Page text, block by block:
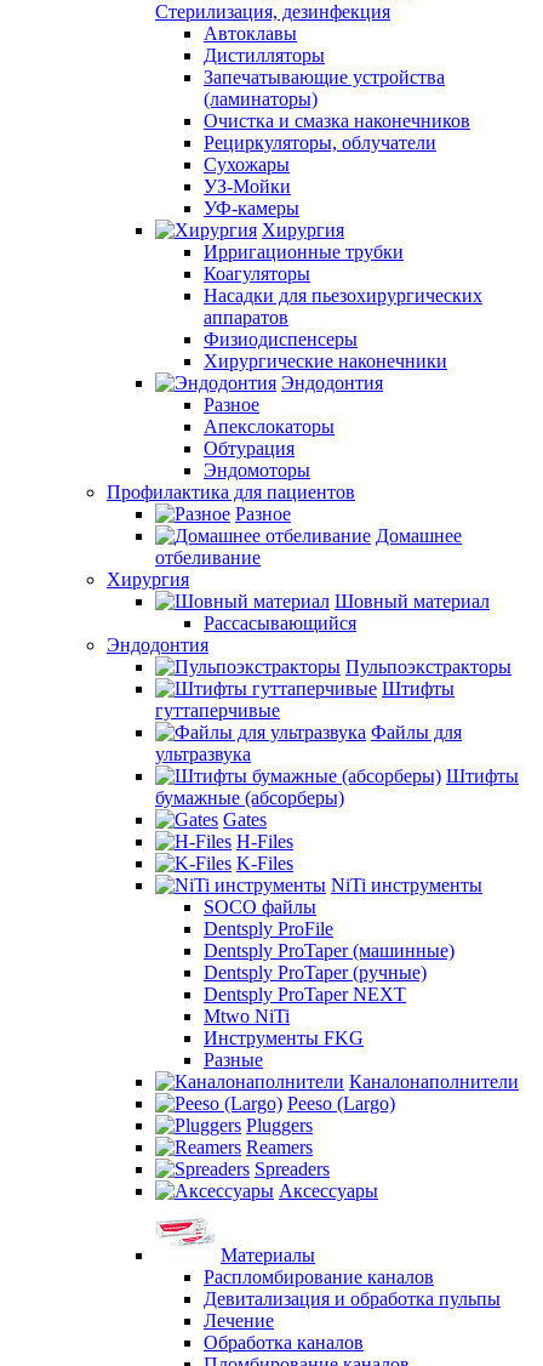
Стерилизация, дезинфекция
Автоклавы
Дистилляторы
Запечатывающие устройства
(ламинаторы)
Очистка и смазка наконечников
Рециркуляторы, облучатели
Сухожары
УЗ-Мойки
УФ-камеры
Хирургия
Ирригационные трубки
Коагуляторы
Насадки для пьезохирургических
аппаратов
Физиодиспенсеры
Хирургические наконечники
Эндодонтия
Разное
Апекслокаторы
Обтурация
Эндомоторы
Профилактика для пациентов
Разное
Домашнее
отбеливание
Хирургия
Шовный материал
Рассасывающийся
Эндодонтия
Пульпоэкстракторы
Штифты
гуттаперчивые
Файлы для
ультразвука
Штифты
бумажные (абсорберы)
Gates
H-Files
K-Files
NiTi инструменты
SOCO файлы
Dentsply ProFile
Dentsply ProTaper (машинные)
Dentsply ProTaper (ручные)
Dentsply ProTaper NEXT
Mtwo NiTi
Инструменты FKG
Разные
Каналонаполнители
Peeso (Largo)
Pluggers
Reamers
Spreaders
Аксессуары
Материалы
Распломбирование каналов
Девитализация и обработка пульпы
Лечение
Обработка каналов